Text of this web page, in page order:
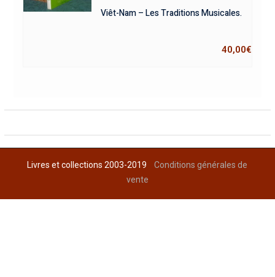
Viêt-Nam – Les Traditions Musicales.
40,00€
Livres et collections 2003-2019Conditions générales de
vente